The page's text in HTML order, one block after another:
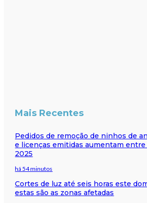
Mais Recentes
Pedidos de remoção de ninhos de
e licenças emitidas aumentam entre
2025
há 54 minutos
Cortes de luz até seis horas este
estas são as zonas afetadas